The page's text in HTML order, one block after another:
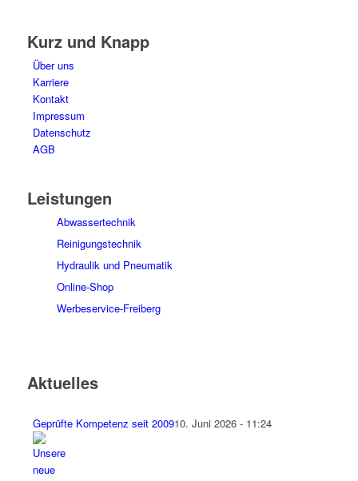
Kurz und Knapp
Über uns
Karriere
Kontakt
Impressum
Datenschutz
AGB
Leistungen
Abwassertechnik
Reinigungstechnik
Hydraulik und Pneumatik
Online-Shop
Werbeservice-Freiberg
Aktuelles
Geprüfte Kompetenz seit 200910. Juni 2026 - 11:24